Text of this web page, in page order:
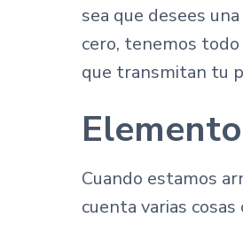
sea que desees
cero, tenemos
que transmitan tu
Cuando estamos
cuenta varias